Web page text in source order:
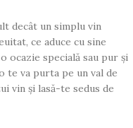
decât un simplu vin
ce aduce cu sine
ocazie specială sau pur și
te va purta pe un val de
vin și lasă-te sedus de